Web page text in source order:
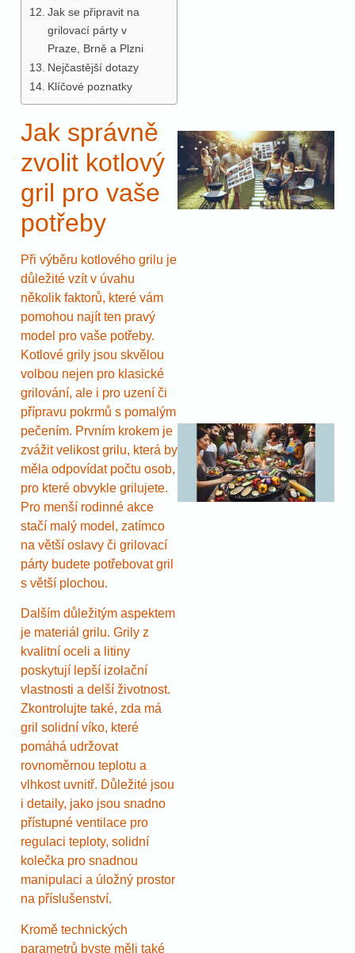
Jak se připravit na
grilovací párty v
Praze, Brně a Plzni
Nejčastější dotazy
Klíčové poznatky
Jak správně
zvolit kotlový
gril pro vaše
potřeby
Při výběru kotlového grilu je
důležité vzít v úvahu
několik faktorů, které vám
pomohou najít ten pravý
model pro vaše potřeby.
Kotlové grily jsou skvělou
volbou nejen pro klasické
grilování, ale i pro uzení či
přípravu pokrmů s pomalým
pečením. Prvním krokem je
zvážit velikost grilu, která by
měla odpovídat počtu osob,
pro které obvykle grilujete.
Pro menší rodinné akce
stačí malý model, zatímco
na větší oslavy či grilovací
párty budete potřebovat gril
s větší plochou.
Dalším důležitým aspektem
je materiál grilu. Grily z
kvalitní oceli a litiny
poskytují lepší izolační
vlastnosti a delší životnost.
Zkontrolujte také, zda má
gril solidní víko, které
pomáhá udržovat
rovnoměrnou teplotu a
vlhkost uvnitř. Důležité jsou
i detaily, jako jsou snadno
přístupné ventilace pro
regulaci teploty, solidní
kolečka pro snadnou
manipulaci a úložný prostor
na příslušenství.
Kromě technických
parametrů byste měli také